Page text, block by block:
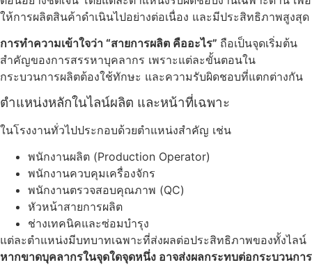
ให้การผลิตสินค้าดำเนินไปอย่างต่อเนื่อง และมีประสิทธิภาพสูงสุด
การทำความเข้าใจว่า “สายการผลิต คืออะไร” ถือเป็นจุดเริ่มต้น
สำคัญของการสรรหาบุคลากร เพราะแต่ละขั้นตอนใน
กระบวนการผลิตต้องใช้ทักษะ และความรับผิดชอบที่แตกต่างกัน
ตำแหน่งหลักในไลน์ผลิต และหน้าที่เฉพาะ
ในโรงงานทั่วไปประกอบด้วยตำแหน่งสำคัญ เช่น
พนักงานผลิต (Production Operator)
พนักงานควบคุมเครื่องจักร
พนักงานตรวจสอบคุณภาพ (QC)
หัวหน้าสายการผลิต
ช่างเทคนิคและซ่อมบำรุง
แต่ละตำแหน่งมีบทบาทเฉพาะที่ส่งผลต่อประสิทธิภาพของทั้งไลน์
หากขาดบุคลากรในจุดใดจุดหนึ่ง อาจส่งผลกระทบต่อกระบวนการ